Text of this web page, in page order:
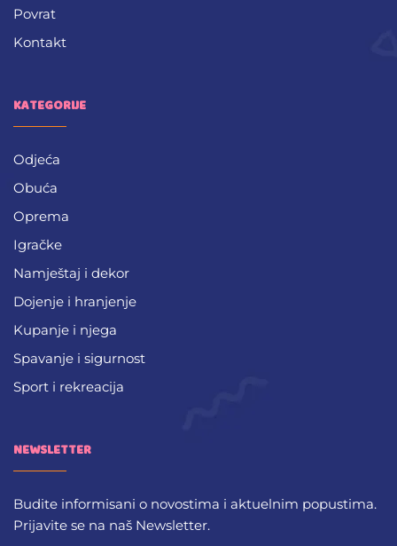
Povrat
Kontakt
KATEGORIJE
Odjeća
Obuća
Oprema
Igračke
Namještaj i dekor
Dojenje i hranjenje
Kupanje i njega
Spavanje i sigurnost
Sport i rekreacija
NEWSLETTER
Budite informisani o novostima i aktuelnim popustima.
Prijavite se na naš Newsletter.